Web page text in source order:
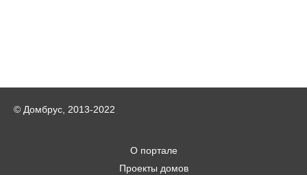
© Домбрус, 2013-2022
О портале
Проекты домов